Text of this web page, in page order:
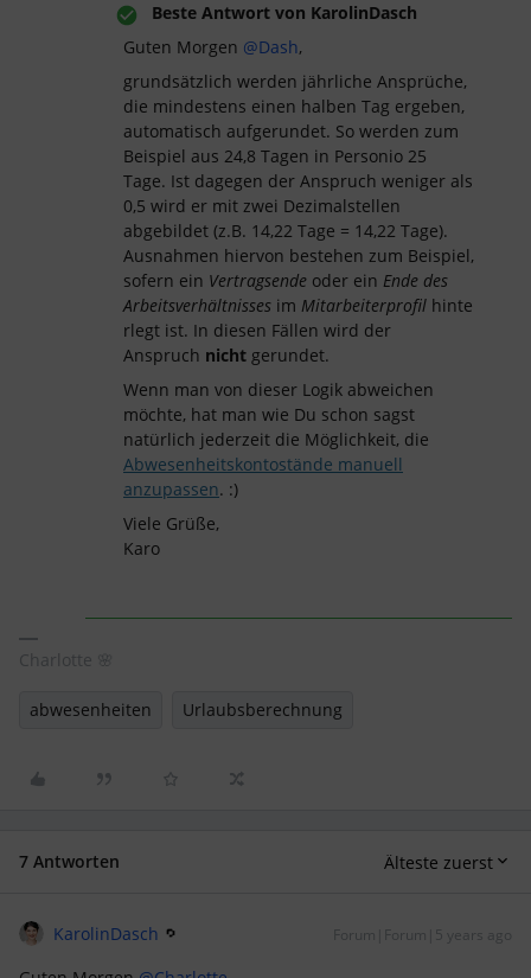
Beste Antwort von KarolinDasch
Guten Morgen @Dash,
grundsätzlich werden jährliche Ansprüche,
die mindestens einen halben Tag ergeben,
automatisch aufgerundet. So werden zum
Beispiel aus 24,8 Tagen in Personio 25
Tage. Ist dagegen der Anspruch weniger als
0,5 wird er mit zwei Dezimalstellen
abgebildet (z.B. 14,22 Tage = 14,22 Tage).
Ausnahmen hiervon bestehen zum Beispiel,
sofern ein Vertragsende oder ein Ende des
Arbeitsverhältnisses im Mitarbeiterprofil hinte
rlegt ist. In diesen Fällen wird der
Anspruch nicht gerundet.
Wenn man von dieser Logik abweichen
möchte, hat man wie Du schon sagst
natürlich jederzeit die Möglichkeit, die
Abwesenheitskontostände manuell
anzupassen. :)
Viele Grüße,
Karo
Charlotte 🌸
abwesenheiten Urlaubsberechnung
7 Antworten Älteste zuerst
KarolinDasch Forum|Forum|5 years ago